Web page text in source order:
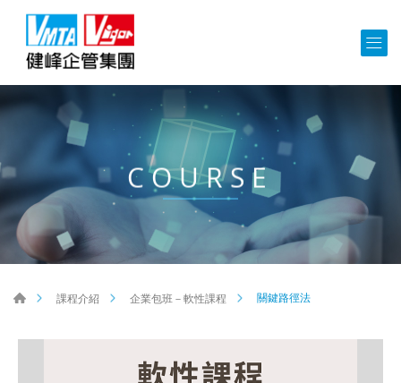
COURSE
課程介紹 企業包班－軟性課程 關鍵路徑法